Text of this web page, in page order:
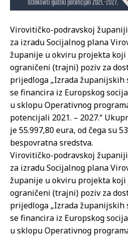
Virovitičko-podravskoj
za izradu Socijalnog plana
županije u okviru projekta
ograničeni (trajni) poziv za
prijedloga „Izrada županijskih
se financira iz Europskog
u sklopu Operativnog
potencijali 2021. – 2027.“
je 55.997,80 eura, od čega su
bespovratna sredstva.
Virovitičko-podravskoj
za izradu Socijalnog plana
županije u okviru projekta
ograničeni (trajni) poziv za
prijedloga „Izrada županijskih
se financira iz Europskog
u sklopu Operativnog